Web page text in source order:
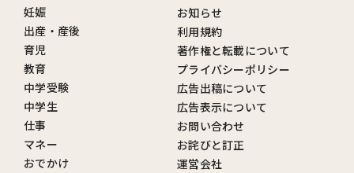
妊娠
出産・産後
育児
教育
中学受験
中学生
仕事
マネー
おでかけ
お知らせ
利用規約
著作権と転載について
プライバシーポリシー
広告出稿について
広告表示について
お問い合わせ
お詫びと訂正
運営会社